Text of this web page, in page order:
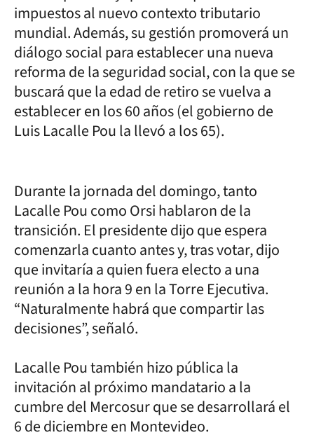
impuestos al nuevo contexto tributario
mundial. Además, su gestión promoverá un
diálogo social para establecer una nueva
reforma de la seguridad social, con la que se
buscará que la edad de retiro se vuelva a
establecer en los 60 años (el gobierno de
Luis Lacalle Pou la llevó a los 65).
Durante la jornada del domingo, tanto
Lacalle Pou como Orsi hablaron de la
transición. El presidente dijo que espera
comenzarla cuanto antes y, tras votar, dijo
que invitaría a quien fuera electo a una
reunión a la hora 9 en la Torre Ejecutiva.
“Naturalmente habrá que compartir las
decisiones”, señaló.
Lacalle Pou también hizo pública la
invitación al próximo mandatario a la
cumbre del Mercosur que se desarrollará el
6 de diciembre en Montevideo.